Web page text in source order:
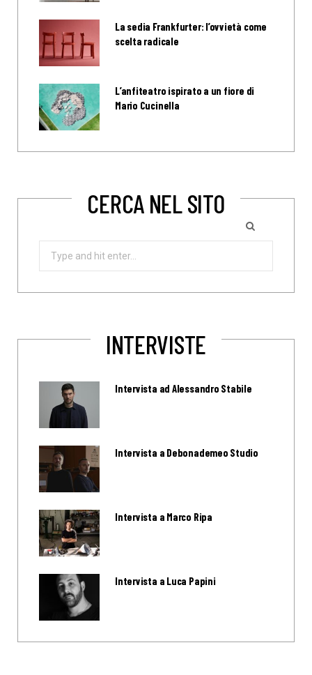
La sedia Frankfurter: l’ovvietà come
scelta radicale
L’anfiteatro ispirato a un fiore di
Mario Cucinella
CERCA NEL SITO
Search
INTERVISTE
Intervista ad Alessandro Stabile
Intervista a Debonademeo Studio
Intervista a Marco Ripa
Intervista a Luca Papini